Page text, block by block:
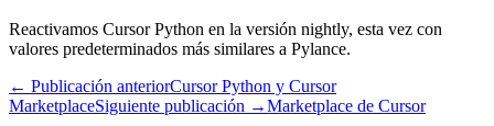
Reactivamos Cursor Python en la versión nightly, esta vez con
valores predeterminados más similares a Pylance.
← Publicación anteriorCursor Python y Cursor
MarketplaceSiguiente publicación →Marketplace de Cursor